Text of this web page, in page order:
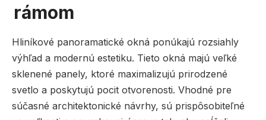
rámom
Hliníkové panoramatické okná ponúkajú rozsiahly
výhľad a modernú estetiku. Tieto okná majú veľké
sklenené panely, ktoré maximalizujú prirodzené
svetlo a poskytujú pocit otvorenosti. Vhodné pre
súčasné architektonické návrhy, sú prispôsobiteľné